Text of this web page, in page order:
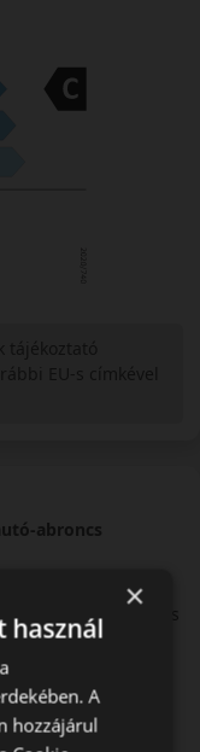
abroncs
amelyet dinamikus
biztosít
×
használ
A
hozzájárul